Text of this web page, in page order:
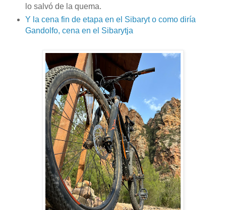
lo salvó de la quema.
Y la cena fin de etapa en el Sibaryt o como diría
Gandolfo, cena en el Sibarytja